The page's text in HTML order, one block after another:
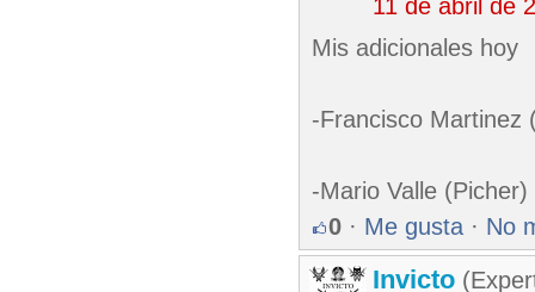
11 de abril de
Mis adicionales hoy
-Francisco Martinez
-Mario Valle (Picher)
0 · Me gusta · No
Invicto